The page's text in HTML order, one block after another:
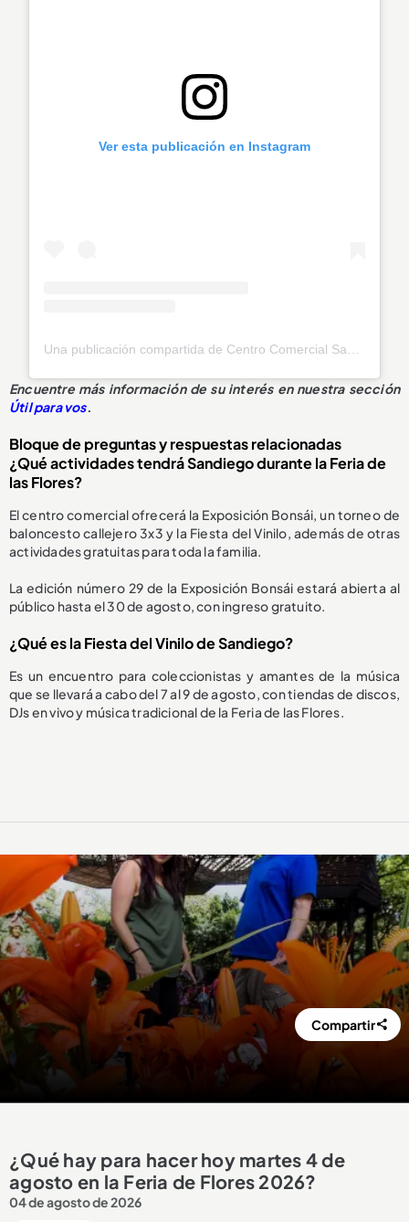
Ver esta publicación en Instagram
Encuentre más información de su interés en nuestra sección
Útil para vos.
Bloque de preguntas y respuestas relacionadas
¿Qué actividades tendrá Sandiego durante la Feria de
las Flores?
El centro comercial ofrecerá la Exposición Bonsái, un torneo de
baloncesto callejero 3x3 y la Fiesta del Vinilo, además de otras
actividades gratuitas para toda la familia.
La edición número 29 de la Exposición Bonsái estará abierta al
público hasta el 30 de agosto, con ingreso gratuito.
¿Qué es la Fiesta del Vinilo de Sandiego?
Es un encuentro para coleccionistas y amantes de la música
que se llevará a cabo del 7 al 9 de agosto, con tiendas de discos,
DJs en vivo y música tradicional de la Feria de las Flores.
Compartir
¿Qué hay para hacer hoy martes 4 de
agosto en la Feria de Flores 2026?
04 de agosto de 2026